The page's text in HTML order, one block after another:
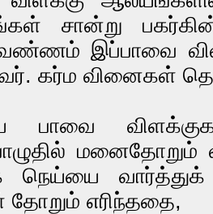
சான்று
இப்பாவை
கர்ம வினைகள்
பாவை
மனைதோறும்
நெய்யை
எரிந்ததை,